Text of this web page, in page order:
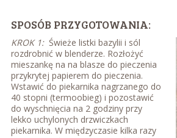
SPOSÓB PRZYGOTOWANIA:
KROK 1:Świeże listki bazylii i sól
rozdrobnić w blenderze. Rozłożyć
mieszankę na na blasze do pieczenia
przykrytej papierem do pieczenia.
Wstawić do piekarnika nagrzanego do
40 stopni (termoobieg) i pozostawić
do wyschnięcia na 2 godziny przy
lekko uchylonych drzwiczkach
piekarnika. W międzyczasie kilka razy